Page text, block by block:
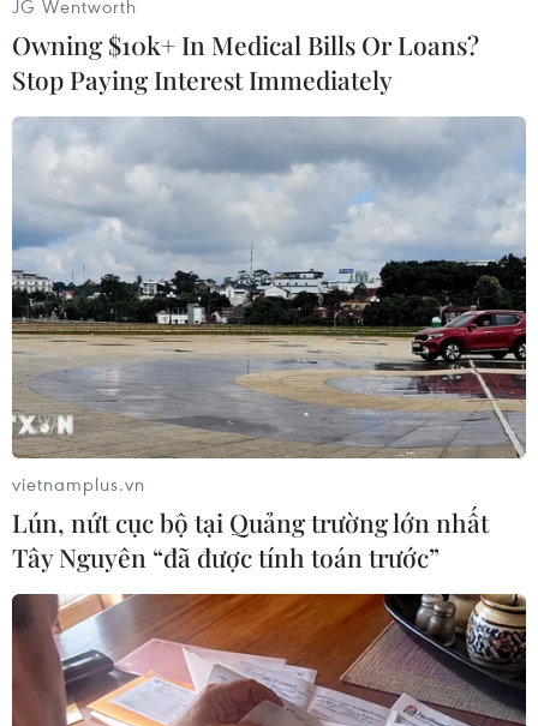
(TTXVN/Vietnam+)
#WHO #Thuốc quý #Bà mẹ #Trẻ em
#Sức khỏe
Anh
Theo dõi VietnamPlus
JG Wentworth
Owning $10k+ In Medical Bills Or Loans?
Stop Paying Interest Immediately
vietnamplus.vn
Lún, nứt cục bộ tại Quảng trường lớn nhất
Tây Nguyên “đã được tính toán trước”